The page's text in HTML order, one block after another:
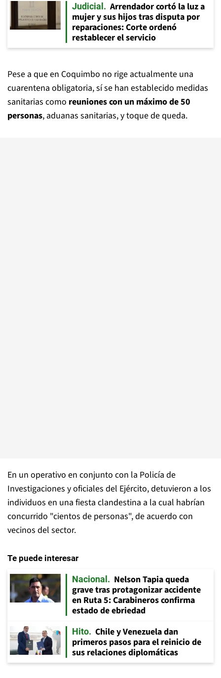
Judicial
Arrendador cortó la luz a
mujer y sus hijos tras disputa por
reparaciones: Corte ordenó
restablecer el servicio
Pese a que en Coquimbo no rige actualmente una
cuarentena obligatoria, sí se han establecido medidas
sanitarias como reuniones con un máximo de 50
personas, aduanas sanitarias, y toque de queda.
En un operativo en conjunto con la Policía de
Investigaciones y oficiales del Ejército, detuvieron a los
individuos en una fiesta clandestina a la cual habrían
concurrido "cientos de personas", de acuerdo con
vecinos del sector.
Te puede interesar
Nacional
Nelson Tapia queda
grave tras protagonizar accidente
en Ruta 5: Carabineros confirma
estado de ebriedad
Hito
Chile y Venezuela dan
primeros pasos para el reinicio de
sus relaciones diplomáticas